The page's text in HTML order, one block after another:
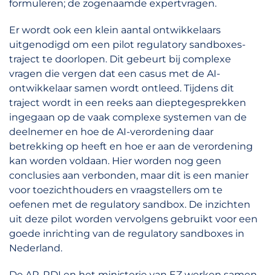
formuleren; de zogenaamde expertvragen.
Er wordt ook een klein aantal ontwikkelaars
uitgenodigd om een pilot regulatory sandboxes-
traject te doorlopen. Dit gebeurt bij complexe
vragen die vergen dat een casus met de AI-
ontwikkelaar samen wordt ontleed. Tijdens dit
traject wordt in een reeks aan dieptegesprekken
ingegaan op de vaak complexe systemen van de
deelnemer en hoe de AI-verordening daar
betrekking op heeft en hoe er aan de verordening
kan worden voldaan. Hier worden nog geen
conclusies aan verbonden, maar dit is een manier
voor toezichthouders en vraagstellers om te
oefenen met de regulatory sandbox. De inzichten
uit deze pilot worden vervolgens gebruikt voor een
goede inrichting van de regulatory sandboxes in
Nederland.